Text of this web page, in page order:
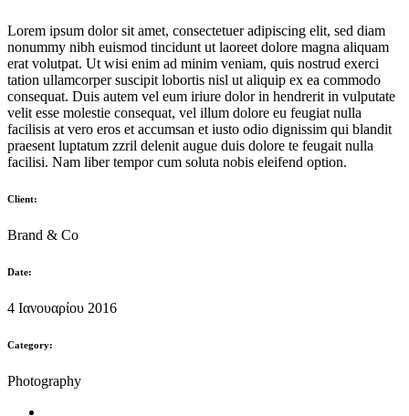
Lorem ipsum dolor sit amet, consectetuer adipiscing elit, sed diam
nonummy nibh euismod tincidunt ut laoreet dolore magna aliquam
erat volutpat. Ut wisi enim ad minim veniam, quis nostrud exerci
tation ullamcorper suscipit lobortis nisl ut aliquip ex ea commodo
consequat. Duis autem vel eum iriure dolor in hendrerit in vulputate
velit esse molestie consequat, vel illum dolore eu feugiat nulla
facilisis at vero eros et accumsan et iusto odio dignissim qui blandit
praesent luptatum zzril delenit augue duis dolore te feugait nulla
facilisi. Nam liber tempor cum soluta nobis eleifend option.
Client:
Brand & Co
Date:
4 Ιανουαρίου 2016
Category:
Photography